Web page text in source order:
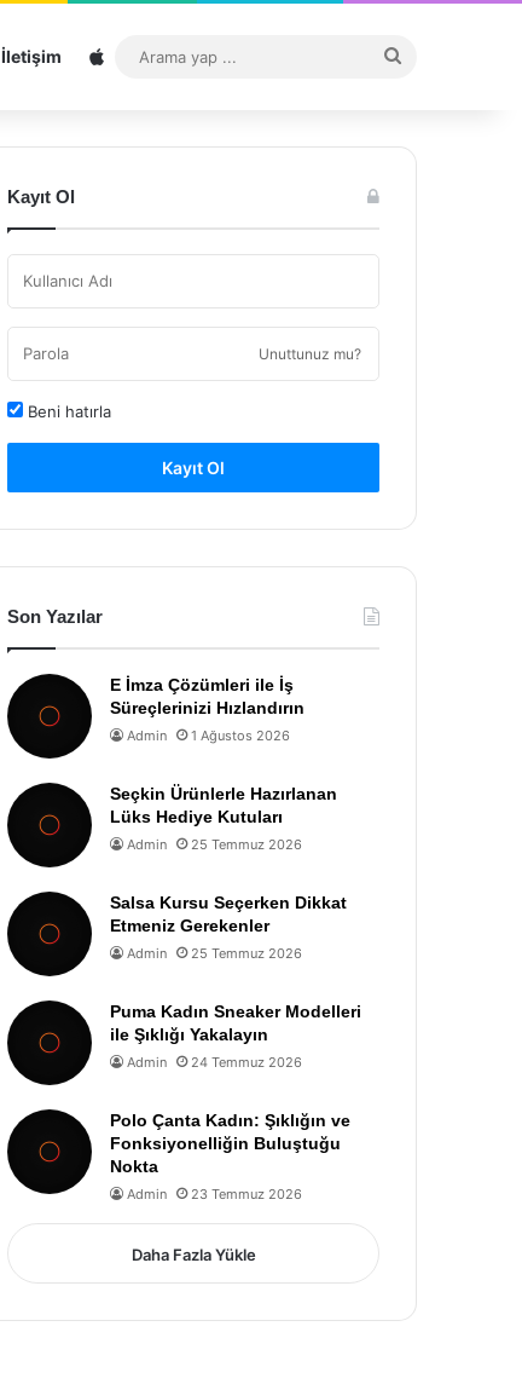
İletişim Sitemap
...
Kayıt Ol
Unuttunuz mu?
Beni hatırla
Kayıt Ol
Son Yazılar
E İmza Çözümleri ile İş
Süreçlerinizi Hızlandırın
Admin 1 Ağustos 2026
Seçkin Ürünlerle Hazırlanan
Lüks Hediye Kutuları
Admin 25 Temmuz 2026
Salsa Kursu Seçerken Dikkat
Etmeniz Gerekenler
Admin 25 Temmuz 2026
Puma Kadın Sneaker Modelleri
ile Şıklığı Yakalayın
Admin 24 Temmuz 2026
Polo Çanta Kadın: Şıklığın ve
Fonksiyonelliğin Buluştuğu
Nokta
Admin 23 Temmuz 2026
Daha Fazla Yükle